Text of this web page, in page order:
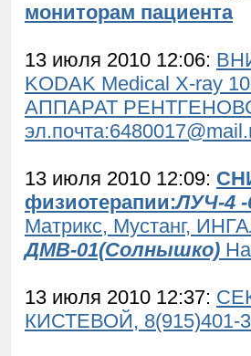
мониторам пациента
13 июля 2010 12:06:
KODAK Medical X-ray
АППАРАТ
13 июля 2010 12:09:
физиотерапии:ЛУЧ-4 -
Матрикс, Мустанг,
ДМВ-01(Солнышко)
13 июля 2010 12:37:
КИСТЕВОЙ, 8(915)401-